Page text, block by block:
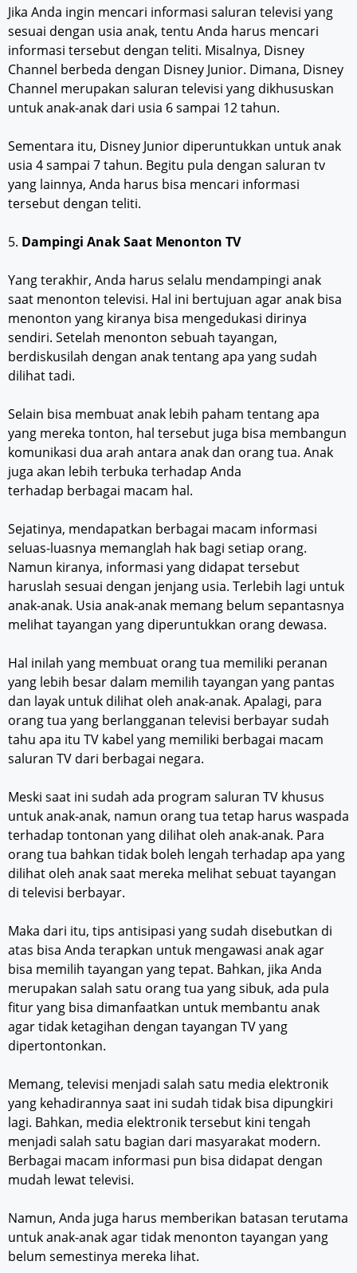
Jika Anda ingin mencari informasi saluran televisi yang
sesuai dengan usia anak, tentu Anda harus mencari
informasi tersebut dengan teliti. Misalnya, Disney
Channel berbeda dengan Disney Junior. Dimana, Disney
Channel merupakan saluran televisi yang dikhususkan
untuk anak-anak dari usia 6 sampai 12 tahun.
Sementara itu, Disney Junior diperuntukkan untuk anak
usia 4 sampai 7 tahun. Begitu pula dengan saluran tv
yang lainnya, Anda harus bisa mencari informasi
tersebut dengan teliti.
5. Dampingi Anak Saat Menonton TV
Yang terakhir, Anda harus selalu mendampingi anak
saat menonton televisi. Hal ini bertujuan agar anak bisa
menonton yang kiranya bisa mengedukasi dirinya
sendiri. Setelah menonton sebuah tayangan,
berdiskusilah dengan anak tentang apa yang sudah
dilihat tadi.
Selain bisa membuat anak lebih paham tentang apa
yang mereka tonton, hal tersebut juga bisa membangun
komunikasi dua arah antara anak dan orang tua. Anak
juga akan lebih terbuka terhadap Anda
terhadap berbagai macam hal.
Sejatinya, mendapatkan berbagai macam informasi
seluas-luasnya memanglah hak bagi setiap orang.
Namun kiranya, informasi yang didapat tersebut
haruslah sesuai dengan jenjang usia. Terlebih lagi untuk
anak-anak. Usia anak-anak memang belum sepantasnya
melihat tayangan yang diperuntukkan orang dewasa.
Hal inilah yang membuat orang tua memiliki peranan
yang lebih besar dalam memilih tayangan yang pantas
dan layak untuk dilihat oleh anak-anak. Apalagi, para
orang tua yang berlangganan televisi berbayar sudah
tahu apa itu TV kabel yang memiliki berbagai macam
saluran TV dari berbagai negara.
Meski saat ini sudah ada program saluran TV khusus
untuk anak-anak, namun orang tua tetap harus waspada
terhadap tontonan yang dilihat oleh anak-anak. Para
orang tua bahkan tidak boleh lengah terhadap apa yang
dilihat oleh anak saat mereka melihat sebuat tayangan
di televisi berbayar.
Maka dari itu, tips antisipasi yang sudah disebutkan di
atas bisa Anda terapkan untuk mengawasi anak agar
bisa memilih tayangan yang tepat. Bahkan, jika Anda
merupakan salah satu orang tua yang sibuk, ada pula
fitur yang bisa dimanfaatkan untuk membantu anak
agar tidak ketagihan dengan tayangan TV yang
dipertontonkan.
Memang, televisi menjadi salah satu media elektronik
yang kehadirannya saat ini sudah tidak bisa dipungkiri
lagi. Bahkan, media elektronik tersebut kini tengah
menjadi salah satu bagian dari masyarakat modern.
Berbagai macam informasi pun bisa didapat dengan
mudah lewat televisi.
Namun, Anda juga harus memberikan batasan terutama
untuk anak-anak agar tidak menonton tayangan yang
belum semestinya mereka lihat.